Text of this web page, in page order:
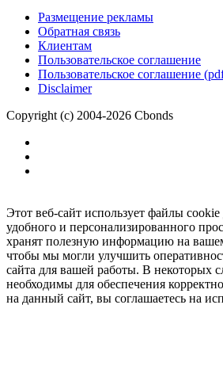
Размещение рекламы
Обратная связь
Клиентам
Пользовательское соглашение
Пользовательское соглашение
Disclaimer
Copyright (c) 2004-2026 Cbonds
Этот веб-сайт использует файлы cookie
удобного и персонализированного
хранят полезную информацию на
чтобы мы могли улучшить
сайта для вашей работы. В некоторых
необходимы для обеспечения
на данный сайт, вы соглашаетесь на